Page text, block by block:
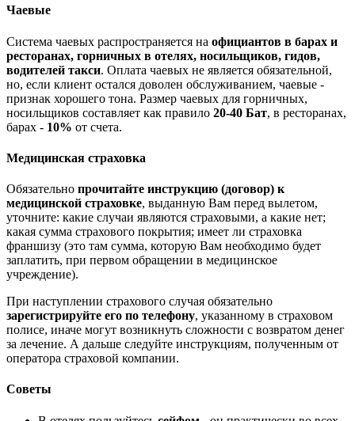
Чаевые
Система чаевых распространяется на официантов в барах и
ресторанах, горничных в отелях, носильщиков, гидов,
водителей такси. Оплата чаевых не является обязательной,
но, если клиент остался доволен обслуживанием, чаевые -
признак хорошего тона. Размер чаевых для горничных,
носильщиков составляет как правило 20-40 Бат, в ресторанах,
барах - 10% от счета.
Медицинская страховка
Обязательно прочитайте инструкцию (договор) к
медицинской страховке, выданную Вам перед вылетом,
уточните: какие случаи являются страховыми, а какие нет;
какая сумма страхового покрытия; имеет ли страховка
франшизу (это там сумма, которую Вам необходимо будет
заплатить, при первом обращении в медицинское
учреждение).
При наступлении страхового случая обязательно
зарегистрируйте его по телефону, указанному в страховом
полисе, иначе могут возникнуть сложности с возвратом денег
за лечение. А дальше следуйте инструкциям, полученным от
оператора страховой компании.
Советы